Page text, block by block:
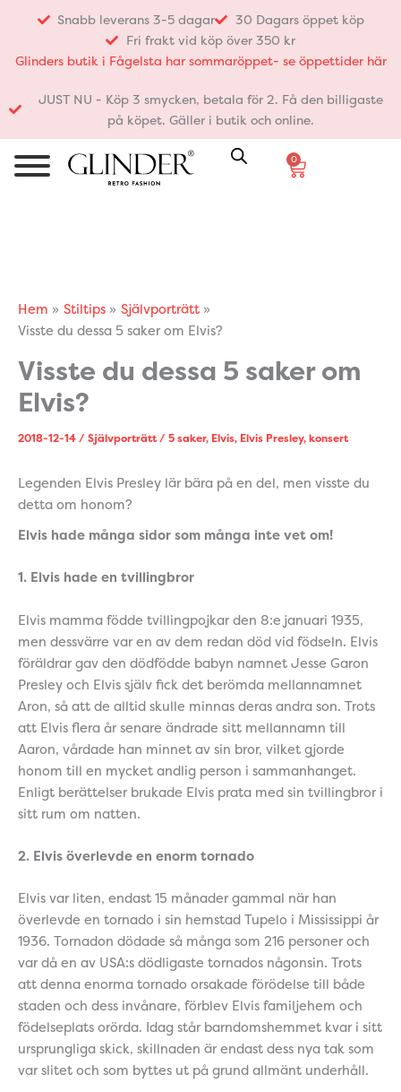
innehåll
Snabb leverans 3-5 dagar
30 Dagars öppet köp
Fri frakt vid köp över 350 kr
Glinders butik i Fågelsta har sommaröppet- se öppettider här
JUST NU - Köp 3 smycken, betala för 2. Få den billigaste
på köpet. Gäller i butik och online.
0
Varukorg
Hem Stiltips
Självporträtt
Visste du dessa 5 saker om Elvis?
Visste du dessa 5 saker om
Elvis?
2018-12-14/ Självporträtt/ 5 saker, Elvis, Elvis Presley,konsert
Legenden Elvis Presley lär bära på en del, men visste du
detta om honom?
Elvis hade många sidor som många inte vet om!
1. Elvis hade en tvillingbror
Elvis mamma födde tvillingpojkar den 8:e januari 1935,
men dessvärre var en av dem redan död vid födseln. Elvis
föräldrar gav den dödfödde babyn namnet Jesse Garon
Presley och Elvis själv fick det berömda mellannamnet
Aron, så att de alltid skulle minnas deras andra son. Trots
att Elvis flera år senare ändrade sitt mellannamn till
Aaron, vårdade han minnet av sin bror, vilket gjorde
honom till en mycket andlig person i sammanhanget.
Enligt berättelser brukade Elvis prata med sin tvillingbror i
sitt rum om natten.
2. Elvis överlevde en enorm tornado
Elvis var liten, endast 15 månader gammal när han
överlevde en tornado i sin hemstad Tupelo i Mississippi år
1936. Tornadon dödade så många som 216 personer och
var då en av USA:s dödligaste tornados någonsin. Trots
att denna enorma tornado orsakade förödelse till både
staden och dess invånare, förblev Elvis familjehem och
födelseplats orörda. Idag står barndomshemmet kvar i sitt
ursprungliga skick, skillnaden är endast dess nya tak som
var slitet och som byttes ut på grund allmänt underhåll.